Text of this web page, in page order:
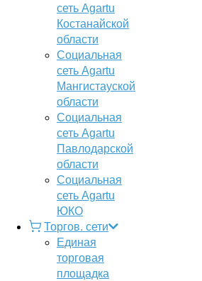
сеть Agartu
Костанайской
области
Социальная
сеть Agartu
Мангистауской
области
Социальная
сеть Agartu
Павлодарской
области
Социальная
сеть Agartu
ЮКО
Торгов. сети
Единая
торговая
площадка